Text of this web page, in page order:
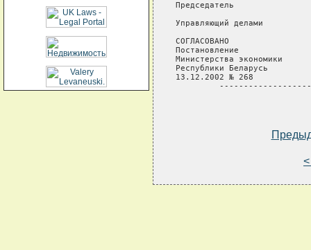
Председатель
Управляющий делами
СОГЛАСОВАНО
Постановление
Министерства экономики
Республики Беларусь
13.12.2002 № 268